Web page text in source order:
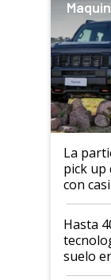
La
pick up
con
cuánto
Hasta
suelo
llevó